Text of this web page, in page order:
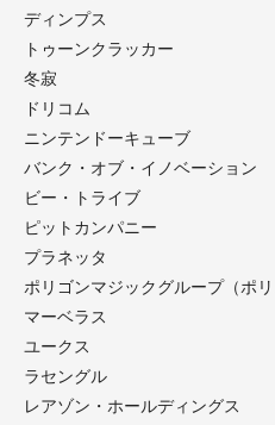
ディンプス
トゥーンクラッカー
冬寂
ドリコム
ニンテンドーキューブ
バンク・オブ・イノベーション
ビー・トライブ
ピットカンパニー
プラネッタ
ポリゴンマジックグループ（ポ
マーベラス
ユークス
ラセングル
レアゾン・ホールディングス